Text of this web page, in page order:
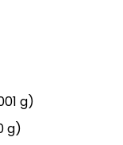
g)
g)